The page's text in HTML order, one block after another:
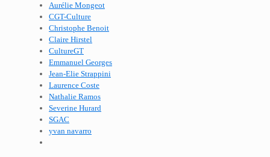
Aurélie Mongeot
CGT-Culture
Christophe Benoit
Claire Hirstel
CultureGT
Emmanuel Georges
Jean-Elie Strappini
Laurence Coste
Nathalie Ramos
Severine Hurard
SGAC
yvan navarro